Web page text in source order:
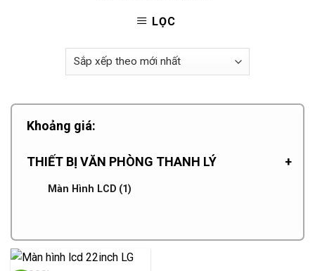
LỌC
Khoảng giá:
THIẾT BỊ VĂN PHÒNG THANH LÝ +
Màn Hình LCD (1)